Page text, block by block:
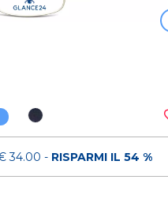
34.00 - RISPARMI IL 54 %